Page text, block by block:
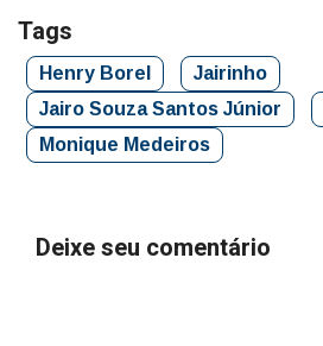
Tags
Henry Borel
Jairinho
Jairo Souza Santos Júnior
Monique Medeiros
Deixe seu comentário